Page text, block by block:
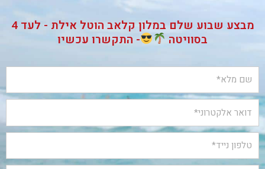
מבצע שבוע שלם במלון קלאב הוטל אילת - לעד 4
בסוויטה
- התקשרו עכשיו